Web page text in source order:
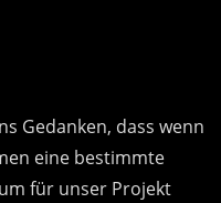
Gedanken, dass wenn
eine bestimmte
für unser Projekt